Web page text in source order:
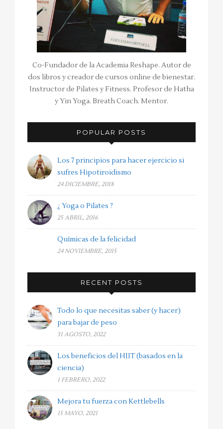
Co-Fundador de la Academia Reshape. Autor de
dos libros y creador de cursos online de bienestar.
Instructor de Pilates y Fitness. Profesor de Hatha
y Yin Yoga. Breath Coach. Mentor.
POPULAR POSTS
Los 7 principios para hacer ejercicio si
sufres Hipotiroidismo
24 DICIEMBRE, 2018
¿ Yoga o Pilates ?
25 ABRIL, 2016
Químicas de la felicidad
24 NOVIEMBRE, 2015
RECENT POSTS
Todo lo que necesitas saber (y hacer)
para bajar de peso
31 AGOSTO, 2022
Los beneficios del HIIT (basados en la
ciencia)
1 FEBRERO, 2022
Mejora tu fuerza con Kettlebells
15 MAYO, 2021